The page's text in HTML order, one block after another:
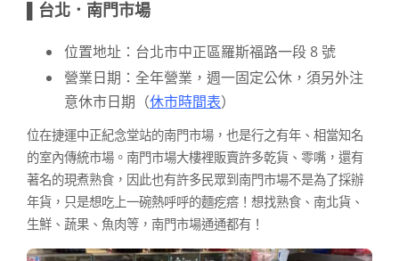
▌台北．南門市場
位置地址：台北市中正區羅斯福路一段 8 號
營業日期：全年營業，週一固定公休，須另外注
意休市日期（休市時間表）
位在捷運中正紀念堂站的南門市場，也是行之有年、相當知名
的室內傳統市場。南門市場大樓裡販賣許多乾貨、零嘴，還有
著名的現煮熟食，因此也有許多民眾到南門市場不是為了採辦
年貨，只是想吃上一碗熱呼呼的麵疙瘩！想找熟食、南北貨、
生鮮、蔬果、魚肉等，南門市場通通都有！